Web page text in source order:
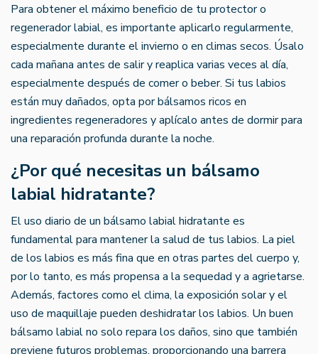
Para obtener el máximo beneficio de tu protector o
regenerador labial, es importante aplicarlo regularmente,
especialmente durante el invierno o en climas secos. Úsalo
cada mañana antes de salir y reaplica varias veces al día,
especialmente después de comer o beber. Si tus labios
están muy dañados, opta por bálsamos ricos en
ingredientes regeneradores y aplícalo antes de dormir para
una reparación profunda durante la noche.
¿Por qué necesitas un bálsamo
labial hidratante?
El uso diario de un bálsamo labial hidratante es
fundamental para mantener la salud de tus labios. La piel
de los labios es más fina que en otras partes del cuerpo y,
por lo tanto, es más propensa a la sequedad y a agrietarse.
Además, factores como el clima, la exposición solar y el
uso de maquillaje pueden deshidratar los labios. Un buen
bálsamo labial no solo repara los daños, sino que también
previene futuros problemas, proporcionando una barrera